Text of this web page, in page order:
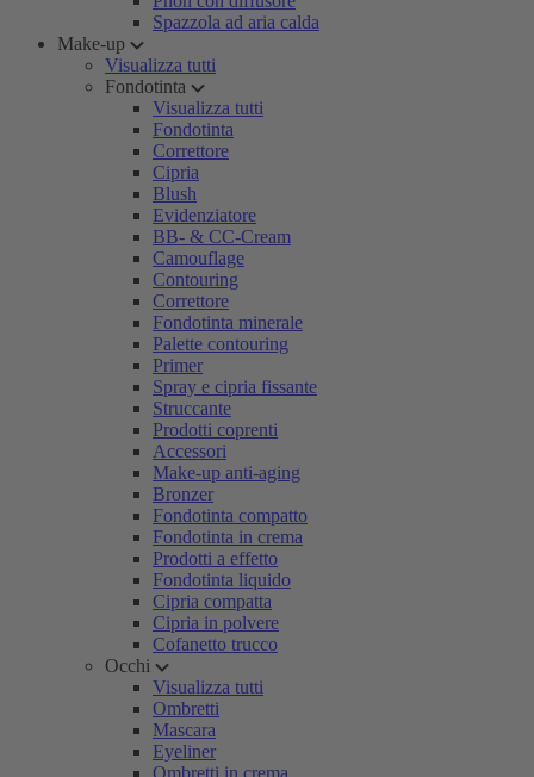
Spazzola ad aria calda
Make-up
Visualizza tutti
Fondotinta
Visualizza tutti
Fondotinta
Correttore
Cipria
Blush
Evidenziatore
BB- & CC-Cream
Camouflage
Contouring
Correttore
Fondotinta minerale
Palette contouring
Primer
Spray e cipria fissante
Struccante
Prodotti coprenti
Accessori
Make-up anti-aging
Bronzer
Fondotinta compatto
Fondotinta in crema
Prodotti a effetto
Fondotinta liquido
Cipria compatta
Cipria in polvere
Cofanetto trucco
Occhi
Visualizza tutti
Ombretti
Mascara
Eyeliner
Ombretti in crema